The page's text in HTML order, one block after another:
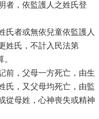
者，依監護人之姓氏登
氏者或無依兒童依監護人
姓氏，不計入民法第
前，父母一方死亡，由生
氏，又父母均死亡，由監
從母姓，心神喪失或精神